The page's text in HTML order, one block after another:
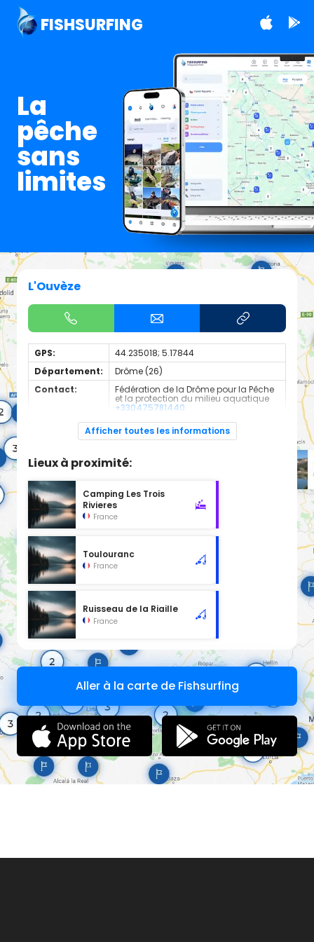
FISHSURFING
La
pêche
sans
limites
L'Ouvèze
GPS:
44.235018; 5.17844
Département:
Drôme (26)
Contact:
Fédération de la Drôme pour la Pêche
et la protection du milieu aquatique
+330475781440
Espèces de
Truite Fario
Afficher toutes les informations
Lieux à proximité:
Camping Les Trois
Rivieres
France
Toulouranc
France
Ruisseau de la Riaille
France
Aller à la carte de Fishsurfing